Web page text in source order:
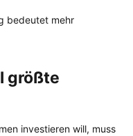
bedeutet mehr
größte
investieren will, muss